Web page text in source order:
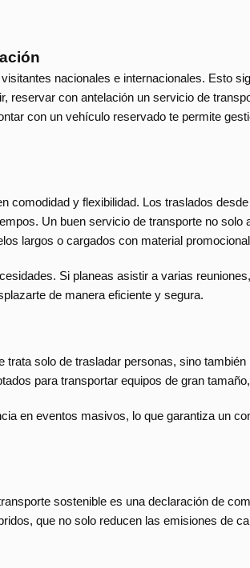
nacionales e internacionales. Esto
reservar con antelación un servicio de
con un vehículo reservado te permite
y flexibilidad. Los traslados
Un buen servicio de transporte no solo
largos o cargados con material
Si planeas asistir a varias
de manera eficiente y segura.
solo de trasladar personas, sino
para transportar equipos de gran
en eventos masivos, lo que garantiza un
sostenible es una declaración de
que no solo reducen las emisiones de